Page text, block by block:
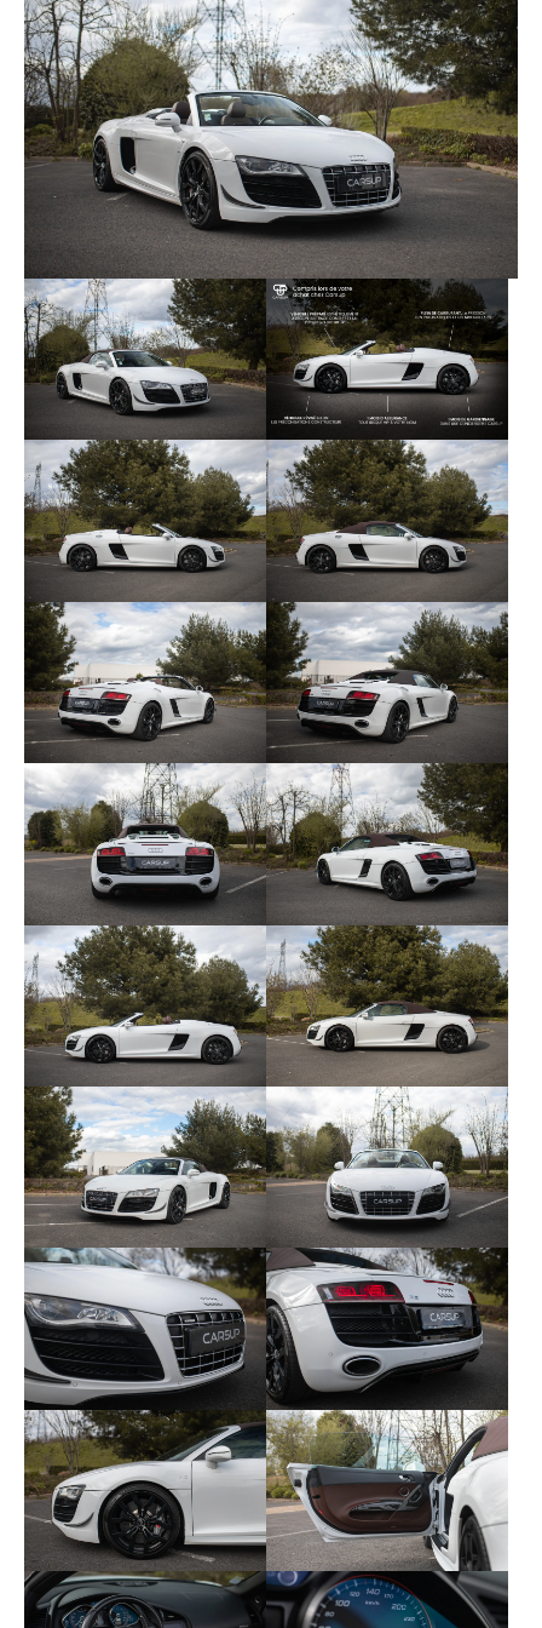
Principales options :
- Sièges électriques
- Sièges Chauffants
- Cuir Nappa fin
- Cuir étendu
- Application decorative carbone
- Bang&Olufsen sound system
- Audi Music Interface
- Ouverture portail « Homelink »
- Pack éclairage
- Pack rangement
- Audi parking système plus
- Jantes 10 branches en Y
- Freins céramique
- Magnetic ride...